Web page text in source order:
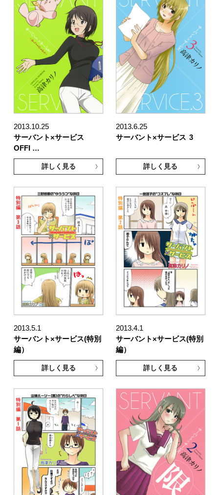
2013.10.25
サーバント×サービス
OFFI …
詳しく見る
2013.6.25
サーバント×サービス 3
詳しく見る
2013.5.1
サーバント×サービス(特別
編）
詳しく見る
2013.4.1
サーバント×サービス(特別
編）
詳しく見る